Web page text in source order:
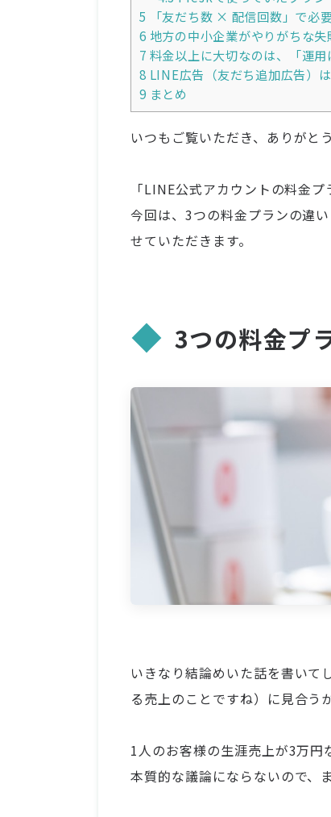
5 「友だち数 × 配信回数」で必
6 地方の中小企業がやりがちな
7 料金以上に大切なのは、「運用
8 LINE広告（友だち追加広告）
9 まとめ
いつもご覧いただき、ありがと
「LINE公式アカウントの料金
今回は、3つの料金プランの違
せていただきます。
3つの料金プ
いきなり結論めいた話を書いて
る売上のことですね）に見合う
1人のお客様の生涯売上が3万円
本質的な議論にならないので、